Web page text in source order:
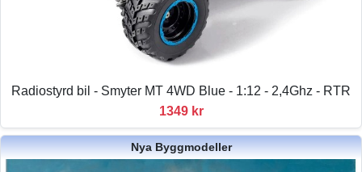
Radiostyrd bil - Smyter MT 4WD Blue - 1:12 - 2,4Ghz - RTR
1349 kr
Nya Byggmodeller